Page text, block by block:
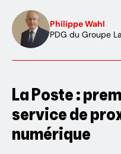
Philippe Wahl
PDG du Groupe
La Poste :
service de
numérique